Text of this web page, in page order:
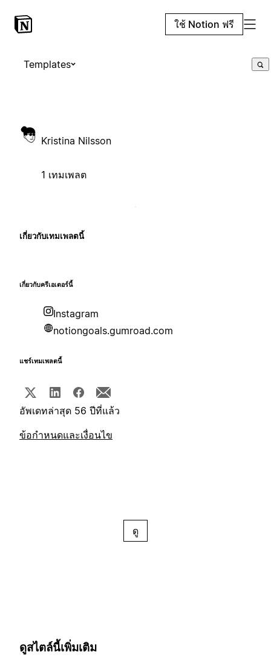
ใช้ Notion ฟรี
Templates
Kristina Nilsson
1 เทมเพลต
เกี่ยวกับเทมเพลตนี้
เกี่ยวกับครีเอเตอร์นี้
Instagram
notiongoals.gumroad.com
แชร์เทมเพลตนี้
อัพเดทล่าสุด 56 ปีที่แล้ว
ข้อกำหนดและเงื่อนไข
ดู
ดูสไตล์นี้เพิ่มเติม